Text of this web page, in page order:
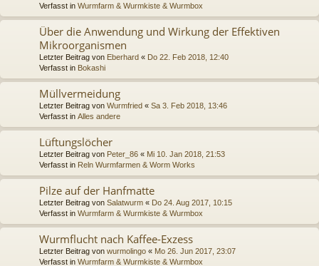
Verfasst in Wurmfarm & Wurmkiste & Wurmbox
Über die Anwendung und Wirkung der Effektiven
Mikroorganismen
Letzter Beitrag von Eberhard « Do 22. Feb 2018, 12:40
Verfasst in Bokashi
Müllvermeidung
Letzter Beitrag von Wurmfried « Sa 3. Feb 2018, 13:46
Verfasst in Alles andere
Lüftungslöcher
Letzter Beitrag von Peter_86 « Mi 10. Jan 2018, 21:53
Verfasst in Reln Wurmfarmen & Worm Works
Pilze auf der Hanfmatte
Letzter Beitrag von Salatwurm « Do 24. Aug 2017, 10:15
Verfasst in Wurmfarm & Wurmkiste & Wurmbox
Wurmflucht nach Kaffee-Exzess
Letzter Beitrag von wurmolingo « Mo 26. Jun 2017, 23:07
Verfasst in Wurmfarm & Wurmkiste & Wurmbox